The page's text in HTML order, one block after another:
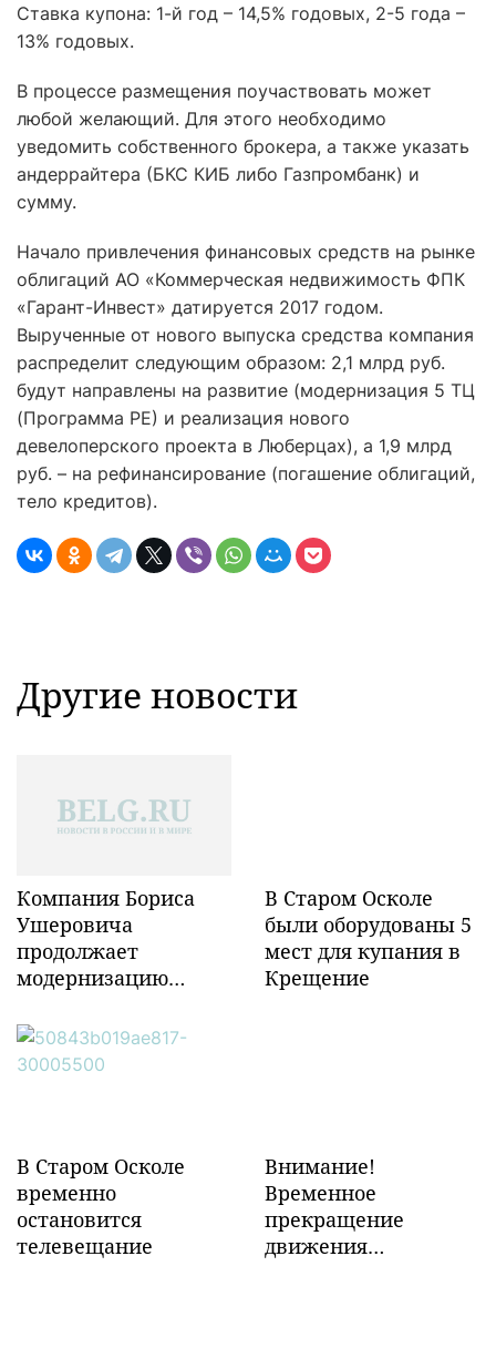
Ставка купона: 1-й год – 14,5% годовых, 2-5 года –
13% годовых.
В процессе размещения поучаствовать может
любой желающий. Для этого необходимо
уведомить собственного брокера, а также указать
андеррайтера (БКС КИБ либо Газпромбанк) и
сумму.
Начало привлечения финансовых средств на рынке
облигаций АО «Коммерческая недвижимость ФПК
«Гарант-Инвест» датируется 2017 годом.
Вырученные от нового выпуска средства компания
распределит следующим образом: 2,1 млрд руб.
будут направлены на развитие (модернизация 5 ТЦ
(Программа РЕ) и реализация нового
девелоперского проекта в Люберцах), а 1,9 млрд
руб. – на рефинансирование (погашение облигаций,
тело кредитов).
Другие новости
Компания Бориса
Ушеровича
продолжает
модернизацию
инфраструктуры в
Забайкалье
В Старом Осколе
были оборудованы 5
мест для купания в
Крещение
В Старом Осколе
временно
остановится
телевещание
Внимание!
Временное
прекращение
движения